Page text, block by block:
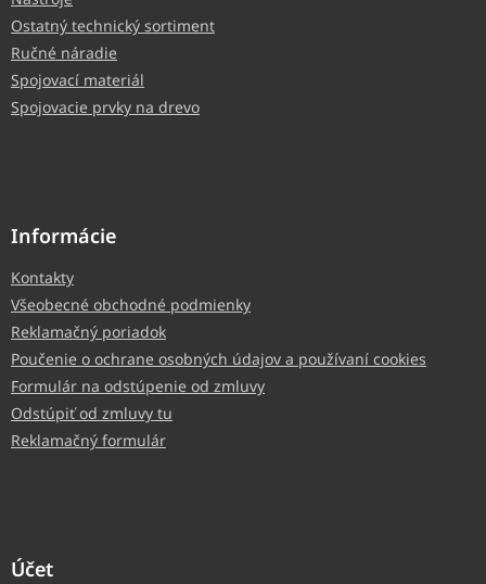
Ostatný technický sortiment
Ručné náradie
Spojovací materiál
Spojovacie prvky na drevo
Informácie
Kontakty
Všeobecné obchodné podmienky
Reklamačný poriadok
Poučenie o ochrane osobných údajov a používaní cookies
Formulár na odstúpenie od zmluvy
Odstúpiť od zmluvy tu
Reklamačný formulár
Účet